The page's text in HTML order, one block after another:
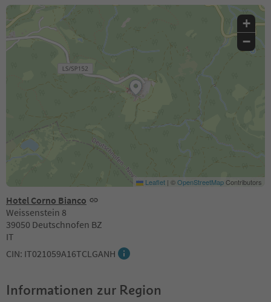
Hotel Corno Bianco
Weissenstein 8
39050 Deutschnofen BZ
IT
CIN: IT021059A16TCLGANH
+
−
Leaflet | ©OpenStreetMapContributors
Informationen zur Region